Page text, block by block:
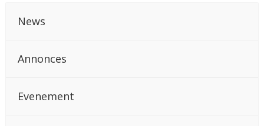
News
Annonces
Evenement